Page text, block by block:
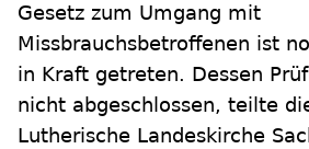
Gesetz zum Umgang mit
Missbrauchsbetroffenen ist
in Kraft getreten. Dessen
nicht abgeschlossen, teilte
Lutherische Landeskirche